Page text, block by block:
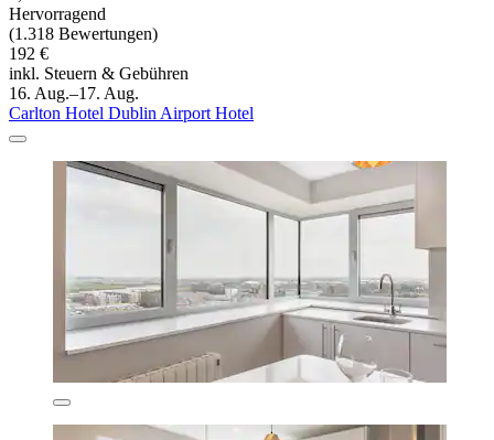
Hervorragend
(1.318 Bewertungen)
192 €
inkl. Steuern & Gebühren
16. Aug.–17. Aug.
Carlton Hotel Dublin Airport Hotel